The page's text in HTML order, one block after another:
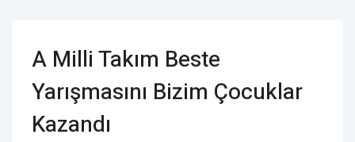
A Milli Takım Beste
Yarışmasını Bizim Çocuklar
Kazandı